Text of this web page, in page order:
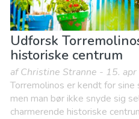
Udforsk
historiske centrum
af Christine Stranne - 15.
Torremolinos er kendt for
men man bør ikke snyde sig
charmerende historiske